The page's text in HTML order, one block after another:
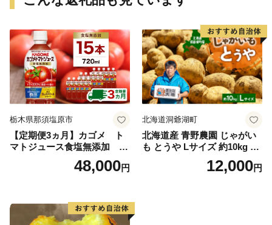
栃木県那須塩原市
【定期便3ヵ月】カゴメ ト
マトジュース食塩無添加 72
0ml PET×15本 1ケース 毎月
届く 3ヵ月 3回コース ns001-
48,000円
北海道洞爺湖町
北海道産 青野農園 じゃがい
も とうや Lサイズ 約10kg 20
26年10月初旬～12月下旬頃お
届け 先行予約 北海道 ジャガ
12,000円